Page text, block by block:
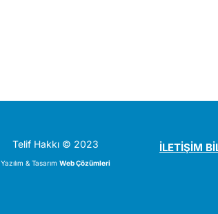
Telif Hakkı © 2023
Yazılım & Tasarım Web Çözümleri
İLETİŞİM